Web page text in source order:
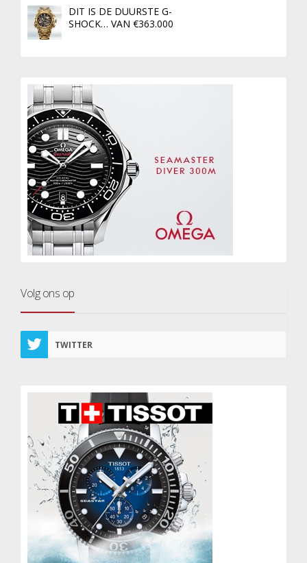
DIT IS DE DUURSTE G-
SHOCK… VAN €363.000
Volg ons op
TWITTER